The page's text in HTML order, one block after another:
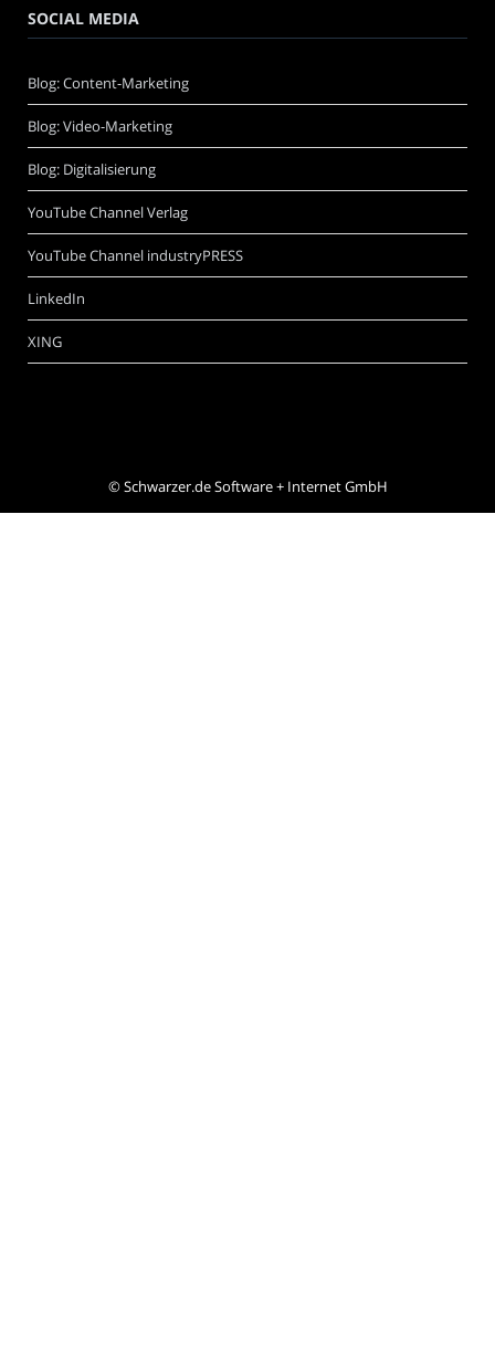
SOCIAL MEDIA
Blog: Content-Marketing
Blog: Video-Marketing
Blog: Digitalisierung
YouTube Channel Verlag
YouTube Channel industryPRESS
LinkedIn
XING
©Schwarzer.de Software + Internet GmbH